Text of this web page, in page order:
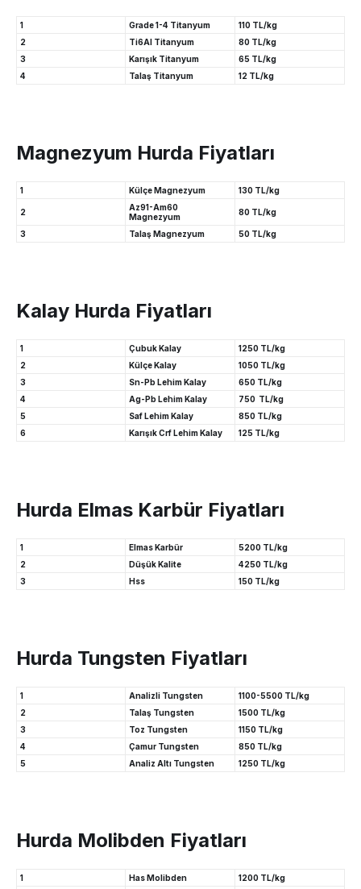
1 Grade 1-4 Titanyum
110 TL/kg
2
Ti6Al Titanyum
80 TL/kg
3
Karışık Titanyum
65 TL/kg
4
Talaş Titanyum 12 TL/kg
Magnezyum Hurda Fiyatları
1 Külçe Magnezyum 130 TL/kg
2
Az91-Am60
Magnezyum
80 TL/kg
3 Talaş Magnezyum 50 TL/kg
Kalay Hurda Fiyatları
1 Çubuk Kalay
1250 TL/kg
2
Külçe Kalay
1050 TL/kg
3
Sn-Pb Lehim Kalay
650 TL/kg
4
Ag-Pb Lehim Kalay
750 TL/kg
5
Saf Lehim Kalay
850 TL/kg
6
Karışık Crf Lehim Kalay 125 TL/kg
Hurda Elmas Karbür Fiyatları
1 Elmas Karbür
5200 TL/kg
2
Düşük Kalite
4250 TL/kg
3
Hss 150 TL/kg
Hurda Tungsten Fiyatları
1 Analizli Tungsten
1100-5500 TL/kg
2
Talaş Tungsten
1500 TL/kg
3
Toz Tungsten
1150 TL/kg
4
Çamur Tungsten
850 TL/kg
5
Analiz Altı Tungsten 1250 TL/kg
Hurda Molibden Fiyatları
1 Has Molibden
1200 TL/kg